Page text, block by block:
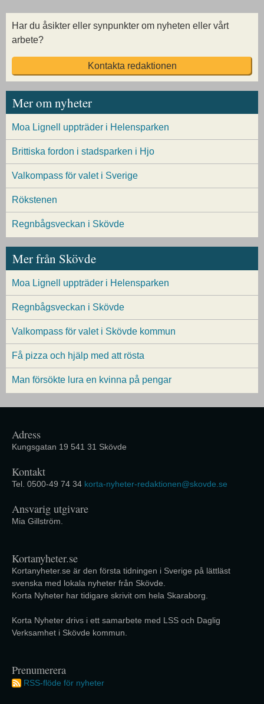
Har du åsikter eller synpunkter om nyheten eller vårt
arbete?
Kontakta redaktionen
Mer om nyheter
Moa Lignell uppträder i Helensparken
Brittiska fordon i stadsparken i Hjo
Valkompass för valet i Sverige
Rökstenen
Regnbågsveckan i Skövde
Mer från Skövde
Moa Lignell uppträder i Helensparken
Regnbågsveckan i Skövde
Valkompass för valet i Skövde kommun
Få pizza och hjälp med att rösta
Man försökte lura en kvinna på pengar
Adress
Kungsgatan 19 541 31 Skövde
Kontakt
Tel. 0500-49 74 34 korta-nyheter-redaktionen@skovde.se
Ansvarig utgivare
Mia Gillström.
Kortanyheter.se
Kortanyheter.se är den första tidningen i Sverige på lättläst
svenska med lokala nyheter från Skövde.
Korta Nyheter har tidigare skrivit om hela Skaraborg.
Korta Nyheter drivs i ett samarbete med LSS och Daglig
Verksamhet i Skövde kommun.
Prenumerera
RSS-flöde för nyheter